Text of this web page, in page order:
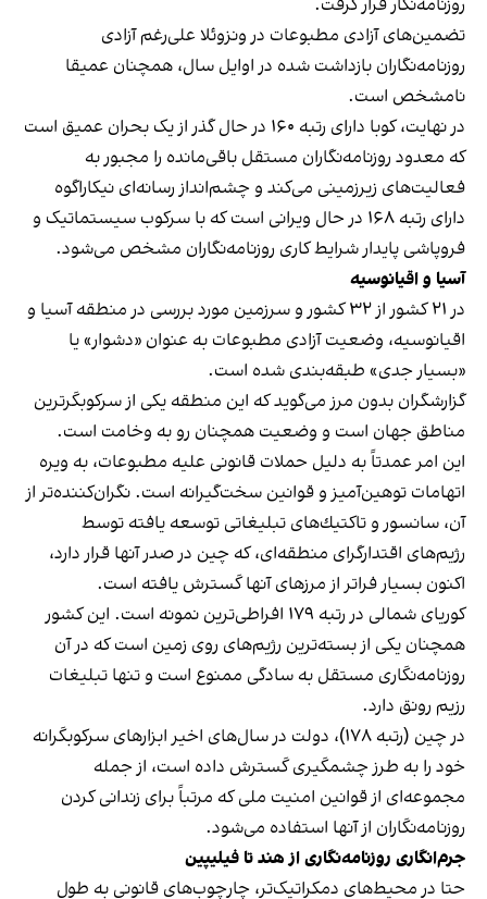
روزنامه‌نگار قرار گرفت.
تضمین‌های آزادی مطبوعات در ونزوئلا علی‌رغم آزادی
روزنامه‌نگاران بازداشت شده در اوایل سال، همچنان عمیقا
نامشخص است.
در نهایت، کوبا دارای رتبه ۱۶۰ در حال گذر از یک بحران عمیق است
که معدود روزنامه‌نگاران مستقل باقی‌مانده را مجبور به
فعالیت‌های زیرزمینی می‌کند و چشم‌انداز رسانه‌ای نیکاراگوه
دارای رتبه ۱۶۸ در حال ویرانی است که با سرکوب سیستماتیک و
فروپاشی پایدار شرایط کاری روزنامه‌نگاران مشخص می‌شود.
آسیا و اقیانوسیه
در ٢١ كشور از ٣٢ كشور و سرزمين مورد بررسى در منطقه آسيا و
اقيانوسيه، وضعيت آزادى مطبوعات به عنوان «دشوار» يا
«بسيار جدى» طبقه‌بندى شده است.
گزارشگران بدون مرز می‌گوید که اين منطقه يكى از سركوبكَر‌ترين
مناطق جهان است و وضعيت همچنان رو به وخامت است.
اين امر عمدتاً به دليل حملات قانونى عليه مطبوعات، به ويره
اتهامات توهين‌آميز و قوانين سخت‌گيرانه است. نگران‌كننده‌تر از
آن، سانسور و تاكتيك‌هاى تبليغاتى توسعه يافته توسط
رژيم‌هاى اقتدارگراى منطقه‌اى، كه چین در صدر آنها قرار دارد،
اكنون بسيار فراتر از مرزهاى آنها كَسترش يافته است.
كوریای شمالى در رتبه ١٧٩ افراطى‌ترين نمونه است. اين كشور
همچنان يكى از بسته‌ترين رژيم‌هاى روى زمين است كه در آن
روزنامه‌نكَارى مستقل به سادگى ممنوع است و تنها تبليغات
رزيم رونق دارد.
در چين (رتبه ١٧٨)، دولت در سال‌هاى اخير ابزارهاى سركوبكَرانه
خود را به طرز چشمكَيرى كَسترش داده است، از جمله
مجموعه‌اى از قوانين امنيت ملى كه مرتباً براى زندانى كردن
روزنامه‌نكَاران از آنها استفاده مى‌شود.
جرم‌انگاری روزنامه‌نگاری از هند تا فیلیپین
حتا در محیط‌های دمکراتیک‌تر، چارچوب‌های قانونی به طول